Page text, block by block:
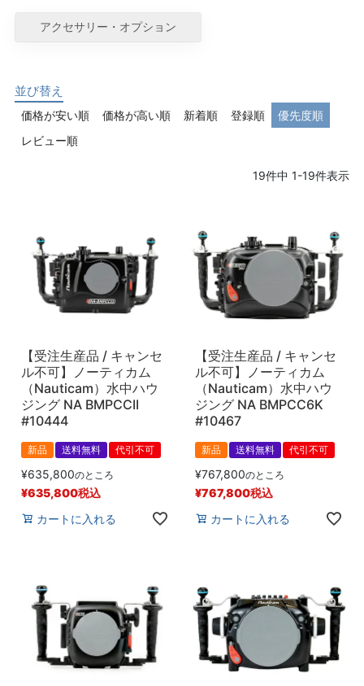
アクセサリー・オプション
並び替え
価格が安い順 価格が高い順 新着順 登録順
優先度順
レビュー順
19件中 1-19件表示
【受注生産品 / キャンセ
ル不可】ノーティカム
（Nauticam）水中ハウ
ジング NA BMPCCII
#10444
新品 送料無料 代引不可
¥635,800のところ
¥635,800税込
カートに入れる
【受注生産品 / キャンセ
ル不可】ノーティカム
（Nauticam）水中ハウ
ジング NA BMPCC6K
#10467
新品 送料無料 代引不可
¥767,800のところ
¥767,800税込
カートに入れる